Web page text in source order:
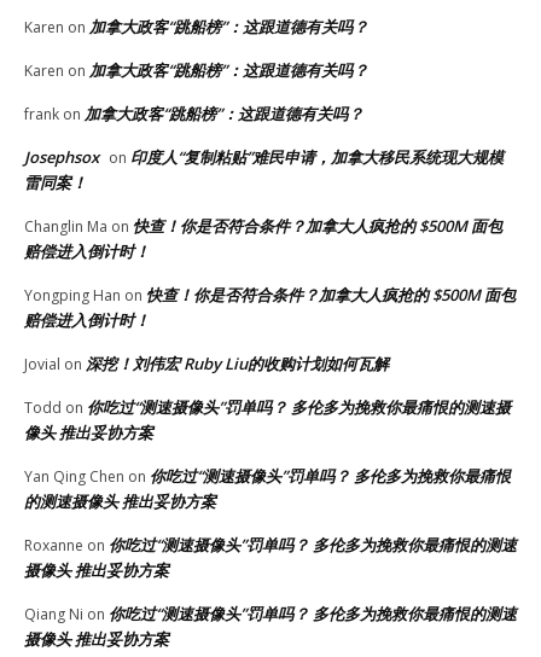
Karen on 加拿大政客“跳船榜”：这跟道德有关吗？
Karen on 加拿大政客“跳船榜”：这跟道德有关吗？
frank on 加拿大政客“跳船榜”：这跟道德有关吗？
Josephsox on 印度人“复制粘贴”难民申请，加拿大移民系统现大规模
雷同案！
Changlin Ma on 快查！你是否符合条件？加拿大人疯抢的 $500M 面包
赔偿进入倒计时！
Yongping Han on 快查！你是否符合条件？加拿大人疯抢的 $500M 面包
赔偿进入倒计时！
Jovial on 深挖！刘伟宏 Ruby Liu的收购计划如何瓦解
Todd on 你吃过“测速摄像头”罚单吗？ 多伦多为挽救你最痛恨的测速摄
像头 推出妥协方案
Yan Qing Chen on 你吃过“测速摄像头”罚单吗？ 多伦多为挽救你最痛恨
的测速摄像头 推出妥协方案
Roxanne on 你吃过“测速摄像头”罚单吗？ 多伦多为挽救你最痛恨的测速
摄像头 推出妥协方案
Qiang Ni on 你吃过“测速摄像头”罚单吗？ 多伦多为挽救你最痛恨的测速
摄像头 推出妥协方案